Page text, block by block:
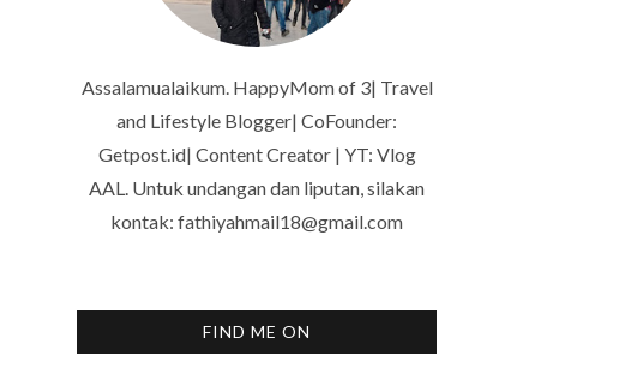
Assalamualaikum. HappyMom of 3| Travel
and Lifestyle Blogger| CoFounder:
Getpost.id| Content Creator | YT: Vlog
AAL. Untuk undangan dan liputan, silakan
kontak: fathiyahmail18@gmail.com
FIND ME ON